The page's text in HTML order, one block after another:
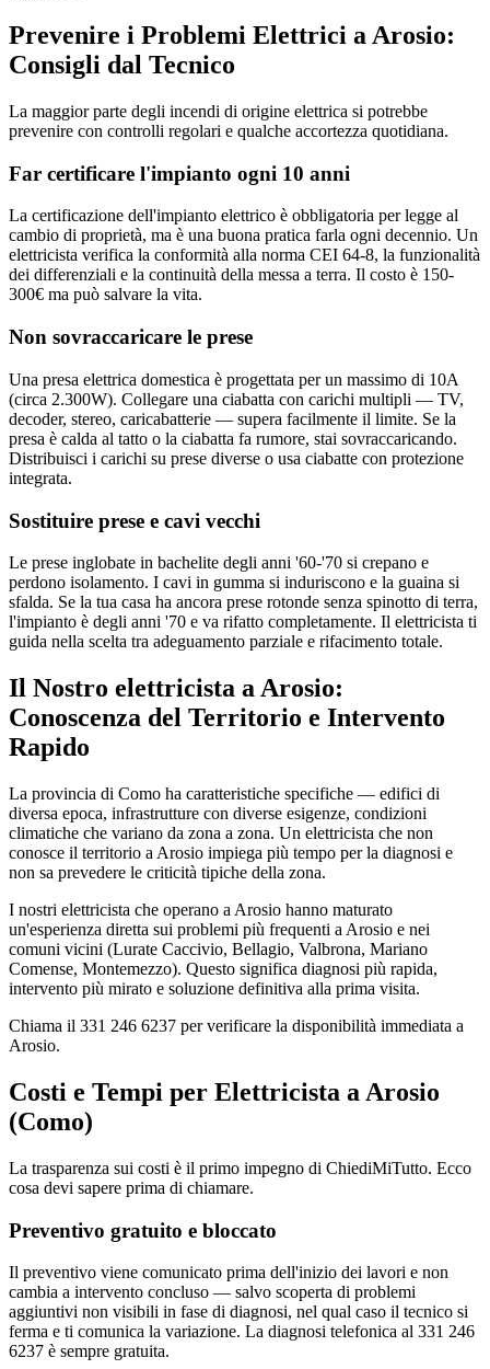
Prevenire i Problemi Elettrici a Arosio:
Consigli dal Tecnico
La maggior parte degli incendi di origine elettrica si potrebbe
prevenire con controlli regolari e qualche accortezza quotidiana.
Far certificare l'impianto ogni 10 anni
La certificazione dell'impianto elettrico è obbligatoria per legge al
cambio di proprietà, ma è una buona pratica farla ogni decennio. Un
elettricista verifica la conformità alla norma CEI 64-8, la funzionalità
dei differenziali e la continuità della messa a terra. Il costo è 150-
300€ ma può salvare la vita.
Non sovraccaricare le prese
Una presa elettrica domestica è progettata per un massimo di 10A
(circa 2.300W). Collegare una ciabatta con carichi multipli — TV,
decoder, stereo, caricabatterie — supera facilmente il limite. Se la
presa è calda al tatto o la ciabatta fa rumore, stai sovraccaricando.
Distribuisci i carichi su prese diverse o usa ciabatte con protezione
integrata.
Sostituire prese e cavi vecchi
Le prese inglobate in bachelite degli anni '60-'70 si crepano e
perdono isolamento. I cavi in gumma si induriscono e la guaina si
sfalda. Se la tua casa ha ancora prese rotonde senza spinotto di terra,
l'impianto è degli anni '70 e va rifatto completamente. Il elettricista ti
guida nella scelta tra adeguamento parziale e rifacimento totale.
Il Nostro elettricista a Arosio:
Conoscenza del Territorio e Intervento
Rapido
La provincia di Como ha caratteristiche specifiche — edifici di
diversa epoca, infrastrutture con diverse esigenze, condizioni
climatiche che variano da zona a zona. Un elettricista che non
conosce il territorio a Arosio impiega più tempo per la diagnosi e
non sa prevedere le criticità tipiche della zona.
I nostri elettricista che operano a Arosio hanno maturato
un'esperienza diretta sui problemi più frequenti a Arosio e nei
comuni vicini (Lurate Caccivio, Bellagio, Valbrona, Mariano
Comense, Montemezzo). Questo significa diagnosi più rapida,
intervento più mirato e soluzione definitiva alla prima visita.
Chiama il 331 246 6237 per verificare la disponibilità immediata a
Arosio.
Costi e Tempi per Elettricista a Arosio
(Como)
La trasparenza sui costi è il primo impegno di ChiediMiTutto. Ecco
cosa devi sapere prima di chiamare.
Preventivo gratuito e bloccato
Il preventivo viene comunicato prima dell'inizio dei lavori e non
cambia a intervento concluso — salvo scoperta di problemi
aggiuntivi non visibili in fase di diagnosi, nel qual caso il tecnico si
ferma e ti comunica la variazione. La diagnosi telefonica al 331 246
6237 è sempre gratuita.